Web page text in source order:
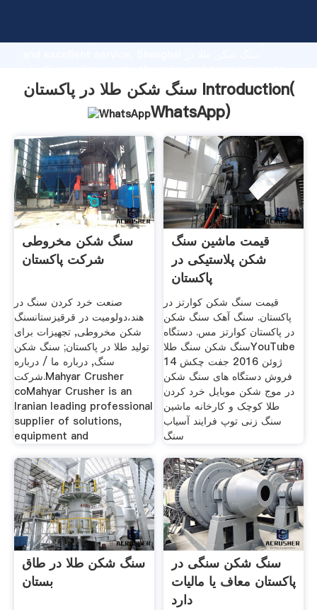
production capability, advanced research strength
all of customers.
سنگ شکن طلا در پاکستان Introduction(
WhatsApp)
سنگ شکن مخروطی
شرکت پاکستان
صنعت خرد کردن سنگ در
هند،دولومیت در قرقیزستانسنگ
شکن مخروطی, تجهیزات برای
تولید طلا در پاکستان; سنگ شکن
سنگ, درباره ما / درباره
شرکت.Mahyar Crusher
coMahyar Crusher is an
Iranian leading professional
supplier of solutions,
equipment and
قیمت ماشین سنگ
شکن پلاستیکی در
پاکستان
قیمت سنگ شکن کوارتز در
پاکستان. سنگ آهک سنگ شکن
در پاکستان کوارتز مس. دستگاه
سنگ شکن سنگ طلاYouTube
14 ژوئن 2016 جفت چکش
فروش دستگاه های سنگ شکن
در موج شکن موبایل خرد کردن
طلا کوچک و کارخانه ماشین
سنگ زنی توپ فرایند آسیاب
سنگ
سنگ شکن طلا در طاق
بستان
سنگ شکن سنگی در
پاکستان معاف یا مالیات
دارد